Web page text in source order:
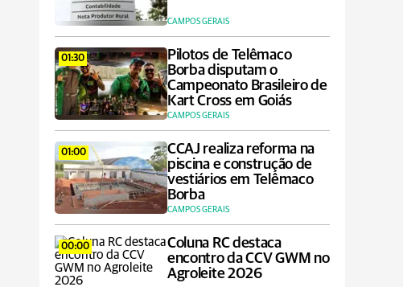
CAMPOS GERAIS
01:30
Pilotos de Telêmaco
Borba disputam o
Campeonato Brasileiro de
Kart Cross em Goiás
CAMPOS GERAIS
01:00
CCAJ realiza reforma na
piscina e construção de
vestiários em Telêmaco
Borba
CAMPOS GERAIS
00:00
Coluna RC destaca
encontro da CCV GWM no
Agroleite 2026